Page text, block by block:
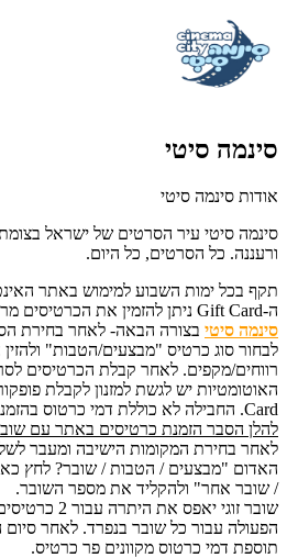
סינמה סיטי
אודות סינמה סיטי
סינמה סיטי עיר הסרטים של ישראל בצומת
ורעננה. כל הסרטים, כל היום.
תקף בכל ימות השבוע למימוש באתר
ה-Gift Card ניתן להזמין את הכרטיסים מראש דרך
סינמה סיטי בצורה הבאה- לאחר בחירת
לבחור סוג כרטיס "מבצעים/הטבות"
רווחים/מקפים. לאחר קבלת הכרטיסים
Card. החבילה לא כוללת דמי כרטוס בהזמנה באתר.
להלן הסבר הזמנת כרטיסים באתר עם
לאחר בחירת המקומות הישיבה ומעבר
האדום "מבצעים / הטבות / שובר? לחץ
/ שובר אחר" ולהקליד את מספר השובר.
שובר זוגי
הפעולה עבור כל שובר בנפרד. לאחר
תוספת דמי כרטוס מקוונים פר כרטיס.